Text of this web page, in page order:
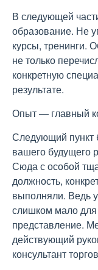
В следующей
образование. Не
курсы, тренинги.
не только
конкретную
результате.
Опыт — главный
Следующий пункт
вашего будущего
Сюда с особой
должность,
выполняли. Ведь
слишком мало для
представление.
действующий
консультант